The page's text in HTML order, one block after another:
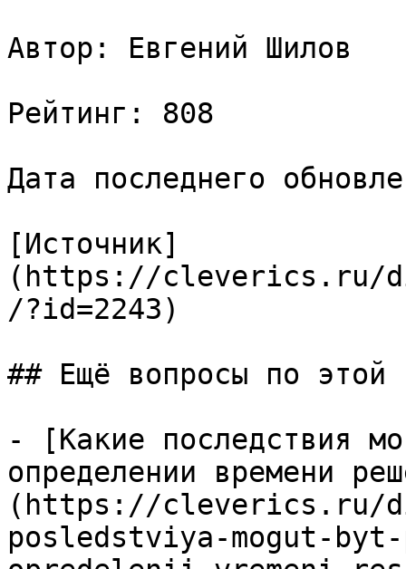
Автор: Евгений Шилов
Рейтинг: 808
Дата последнего
[Источник]
(https://cleverics.ru/
/?id=2243)
## Ещё вопросы по этой
- [Какие последствия
определении времени
(https://cleverics.ru/
posledstviya-mogut-